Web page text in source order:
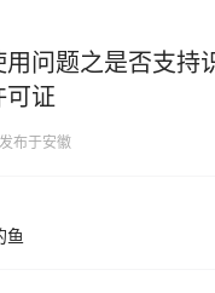
问题之是否支持
证
发布于安徽
鱼